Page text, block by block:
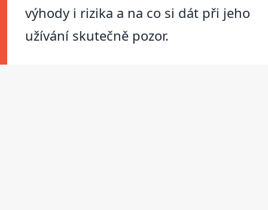
výhody i rizika a na co si dát při jeho
užívání skutečně pozor.